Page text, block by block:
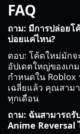
FAQ
ถาม: มีการปล่อยโ
บ่อยแค่ไหน?
ตอบ: โค้ดใหม่มักจ
อัปเดตใหญ่ของเก
กำหนดใน Roblox
เฉลี่ยแล้ว คุณสาม
ทุกเดือน
ถาม: ฉันสามารถรั
Anime Reversal